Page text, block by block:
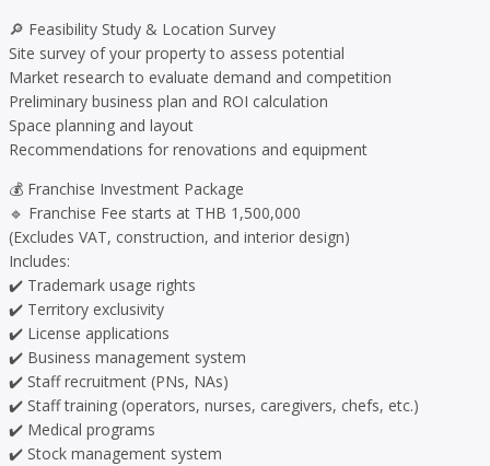
🔎 Feasibility Study & Location Survey
Site survey of your property to assess potential
Market research to evaluate demand and competition
Preliminary business plan and ROI calculation
Space planning and layout
Recommendations for renovations and equipment
💰 Franchise Investment Package
🔹 Franchise Fee starts at THB 1,500,000
(Excludes VAT, construction, and interior design)
Includes:
✔️ Trademark usage rights
✔️ Territory exclusivity
✔️ License applications
✔️ Business management system
✔️ Staff recruitment (PNs, NAs)
✔️ Staff training (operators, nurses, caregivers, chefs, etc.)
✔️ Medical programs
✔️ Stock management system